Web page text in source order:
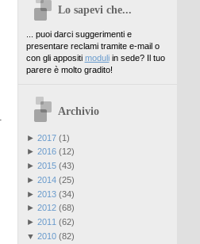
Lo sapevi che...
... puoi darci suggerimenti e
presentare reclami tramite e-mail o
con gli appositi moduliin sede? Il tuo
parere è molto gradito!
Archivio
► 2017(1)
► 2016(12)
► 2015(43)
► 2014(25)
► 2013(34)
► 2012(68)
► 2011 (62)
▼ 2010(82)